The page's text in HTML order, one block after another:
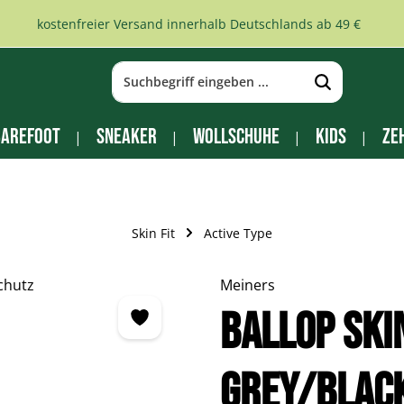
kostenfreier Versand innerhalb Deutschlands ab 49 €
Sneaker Wollschuhe Kids
Skin Fit Active Type
Meiners
BALLOP